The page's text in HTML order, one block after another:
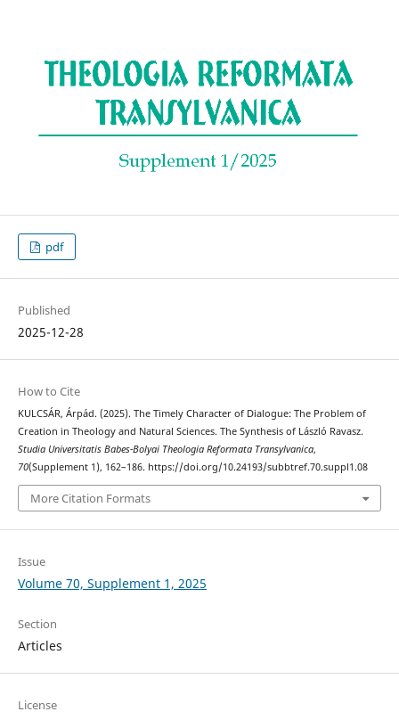
pdf
Published
2025-12-28
How to Cite
KULCSÁR, Árpád. (2025). The Timely Character of Dialogue: The Problem of
Creation in Theology and Natural Sciences. The Synthesis of László Ravasz.
Studia Universitatis Babes-Bolyai Theologia Reformata Transylvanica,
70(Supplement 1), 162–186. https://doi.org/10.24193/subbtref.70.suppl1.08
More Citation Formats
Issue
Volume 70, Supplement 1, 2025
Section
Articles
License